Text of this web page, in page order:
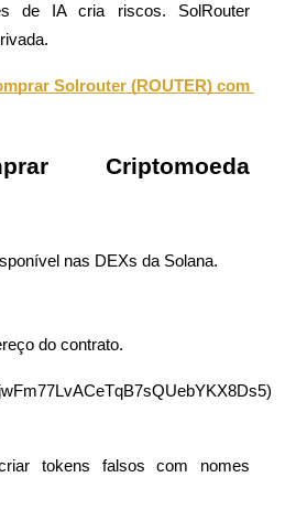
de IA cria riscos. SolRouter
Solrouter (ROUTER) com
Criptomoeda
nas DEXs da Solana.
do contrato.
tokens falsos com nomes